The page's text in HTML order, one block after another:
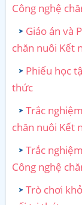
Công nghệ
Giáo án và
chăn nuôi Kết
Phiếu học
thức
Trắc
chăn nuôi Kết
Trắc
Công nghệ
Trò chơi